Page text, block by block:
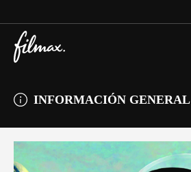
INFORMACIÓN GENERAL